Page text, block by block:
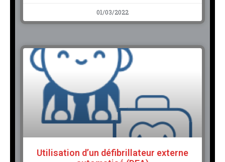
01/03/2022
Utilisation d’un défibrillateur externe